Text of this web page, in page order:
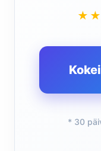
* 30